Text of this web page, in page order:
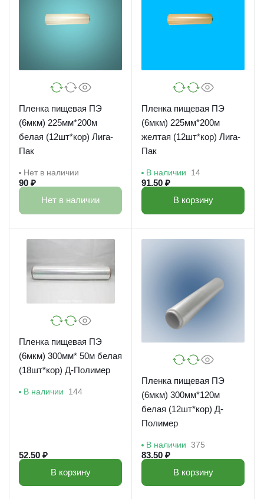
Пленка пищевая ПЭ
(6мкм) 225мм*200м
белая (12шт*кор) Лига-
Пак
Нет в наличии
90 ₽
Нет в наличии
Пленка пищевая ПЭ
(6мкм) 225мм*200м
желтая (12шт*кор) Лига-
Пак
В наличии 14
91.50 ₽
В корзину
Пленка пищевая ПЭ
(6мкм) 300мм* 50м белая
(18шт*кор) Д-Полимер
В наличии 144
52.50 ₽
В корзину
Пленка пищевая ПЭ
(6мкм) 300мм*120м
белая (12шт*кор) Д-
Полимер
В наличии 375
83.50 ₽
В корзину